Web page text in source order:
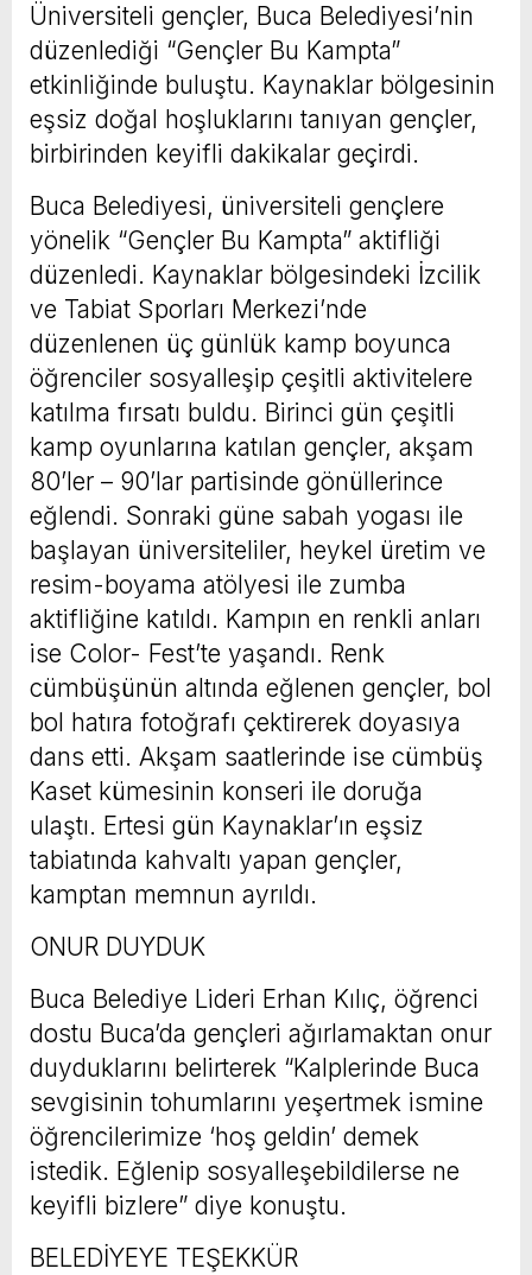
Üniversiteli gençler, Buca Belediyesi’nin
düzenlediği “Gençler Bu Kampta”
etkinliğinde buluştu. Kaynaklar bölgesinin
eşsiz doğal hoşluklarını tanıyan gençler,
birbirinden keyifli dakikalar geçirdi.
Buca Belediyesi, üniversiteli gençlere
yönelik “Gençler Bu Kampta” aktifliği
düzenledi. Kaynaklar bölgesindeki İzcilik
ve Tabiat Sporları Merkezi’nde
düzenlenen üç günlük kamp boyunca
öğrenciler sosyalleşip çeşitli aktivitelere
katılma fırsatı buldu. Birinci gün çeşitli
kamp oyunlarına katılan gençler, akşam
80’ler – 90’lar partisinde gönüllerince
eğlendi. Sonraki güne sabah yogası ile
başlayan üniversiteliler, heykel üretim ve
resim-boyama atölyesi ile zumba
aktifliğine katıldı. Kampın en renkli anları
ise Color- Fest’te yaşandı. Renk
cümbüşünün altında eğlenen gençler, bol
bol hatıra fotoğrafı çektirerek doyasıya
dans etti. Akşam saatlerinde ise cümbüş
Kaset kümesinin konseri ile doruğa
ulaştı. Ertesi gün Kaynaklar’ın eşsiz
tabiatında kahvaltı yapan gençler,
kamptan memnun ayrıldı.
ONUR DUYDUK
Buca Belediye Lideri Erhan Kılıç, öğrenci
dostu Buca’da gençleri ağırlamaktan onur
duyduklarını belirterek “Kalplerinde Buca
sevgisinin tohumlarını yeşertmek ismine
öğrencilerimize ‘hoş geldin’ demek
istedik. Eğlenip sosyalleşebildilerse ne
keyifli bizlere” diye konuştu.
BELEDİYEYE TEŞEKKÜR